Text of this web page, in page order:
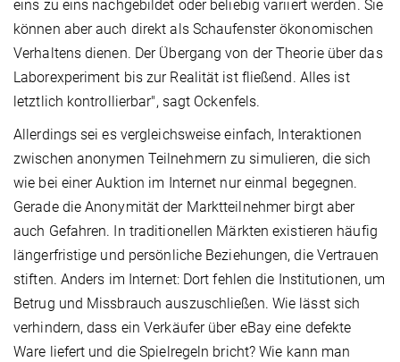
eins zu eins nachgebildet oder beliebig variiert werden. Sie
können aber auch direkt als Schaufenster ökonomischen
Verhaltens dienen. Der Übergang von der Theorie über das
Laborexperiment bis zur Realität ist fließend. Alles ist
letztlich kontrollierbar", sagt Ockenfels.
Allerdings sei es vergleichsweise einfach, Interaktionen
zwischen anonymen Teilnehmern zu simulieren, die sich
wie bei einer Auktion im Internet nur einmal begegnen.
Gerade die Anonymität der Marktteilnehmer birgt aber
auch Gefahren. In traditionellen Märkten existieren häufig
längerfristige und persönliche Beziehungen, die Vertrauen
stiften. Anders im Internet: Dort fehlen die Institutionen, um
Betrug und Missbrauch auszuschließen. Wie lässt sich
verhindern, dass ein Verkäufer über eBay eine defekte
Ware liefert und die Spielregeln bricht? Wie kann man